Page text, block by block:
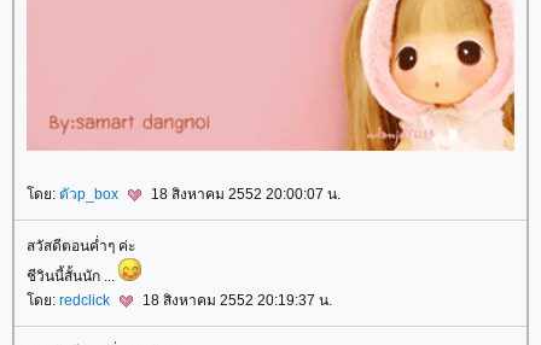
ดย: ตัวp_box 18 สิงหาคม 2552 20:00:07 น.
สวัสดีตอนค่ำๆ ค่ะ
ชีวินนี้สั้นนัก ...
ดย: redclick 18 สิงหาคม 2552 20:19:37 น.